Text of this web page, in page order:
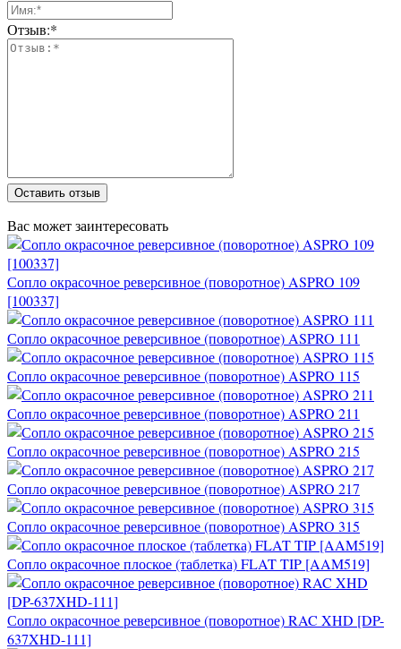
Отзыв:*
Оставить отзыв
Вас может заинтересовать
Сопло окрасочное реверсивное (поворотное) ASPRO 109
[100337]
Сопло окрасочное реверсивное (поворотное) ASPRO 111
Сопло окрасочное реверсивное (поворотное) ASPRO 115
Сопло окрасочное реверсивное (поворотное) ASPRO 211
Сопло окрасочное реверсивное (поворотное) ASPRO 215
Сопло окрасочное реверсивное (поворотное) ASPRO 217
Сопло окрасочное реверсивное (поворотное) ASPRO 315
Сопло окрасочное плоское (таблетка) FLAT TIP [AAM519]
Сопло окрасочное реверсивное (поворотное) RAC XHD [DP-
637XHD-111]